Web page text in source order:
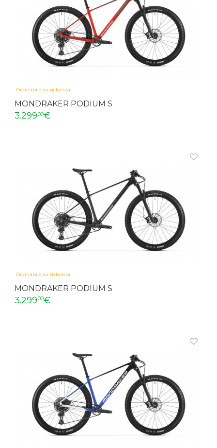
MONDRAKER PODIUM S
3.29900€
Ordinabile su richiesta
MONDRAKER PODIUM S
3.29900€
Ordinabile su richiesta